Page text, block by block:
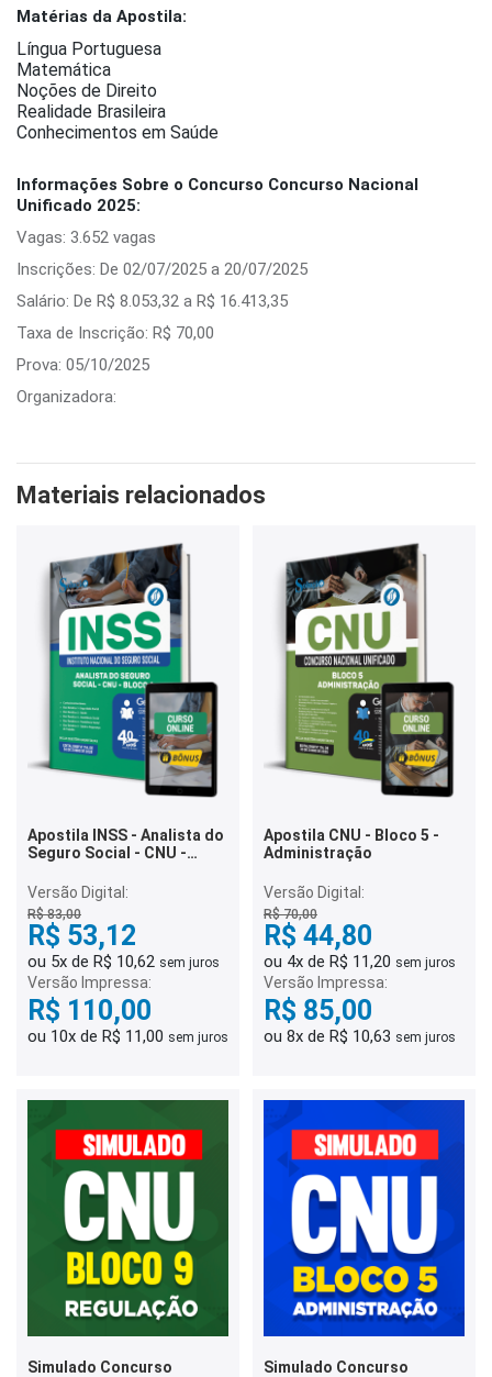
Matérias da Apostila:
Língua Portuguesa
Matemática
Noções de Direito
Realidade Brasileira
Conhecimentos em Saúde
Informações Sobre o Concurso Concurso Nacional
Unificado 2025:
Vagas: 3.652 vagas
Inscrições: De 02/07/2025 a 20/07/2025
Salário: De R$ 8.053,32 a R$ 16.413,35
Taxa de Inscrição: R$ 70,00
Prova: 05/10/2025
Organizadora:
Materiais relacionados
Apostila INSS - Analista do
Seguro Social - CNU -
Versão Digital:
R$ 83,00
R$ 53,12
ou 5x de R$ 10,62 sem juros
Versão Impressa:
R$ 110,00
ou 10x de R$ 11,00 sem juros
Apostila CNU - Bloco 5 -
Administração
Versão Digital:
R$ 70,00
R$ 44,80
ou 4x de R$ 11,20 sem juros
Versão Impressa:
R$ 85,00
ou 8x de R$ 10,63 sem juros
Simulado Concurso
Simulado Concurso